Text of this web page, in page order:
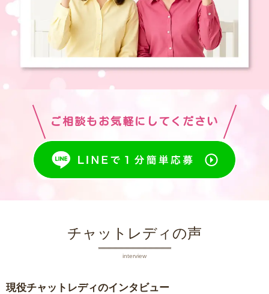
ご相談もお気軽にしてください
チャットレディの声
interview
現役チャットレディのインタビュー